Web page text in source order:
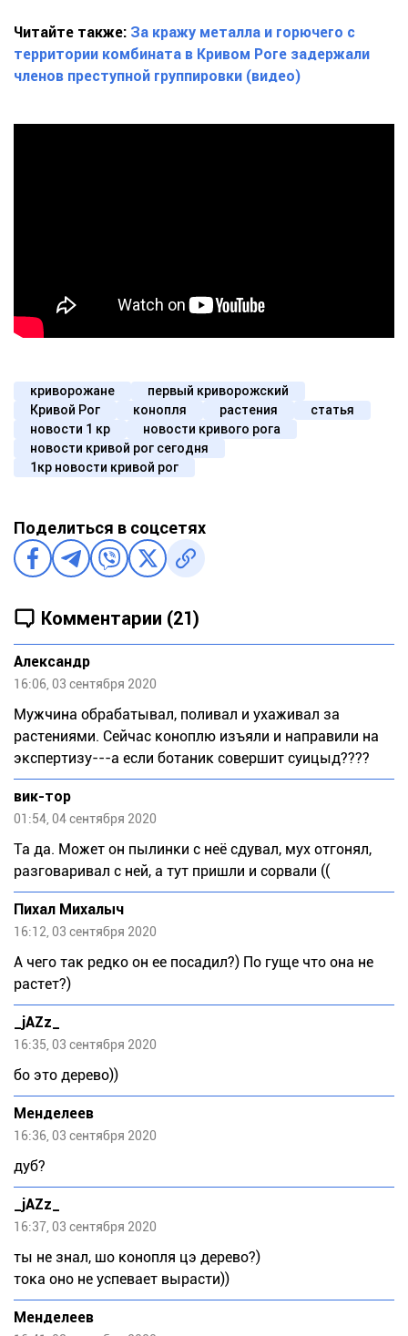
Читайте также: За кражу металла и горючего с
территории комбината в Кривом Роге задержали
членов преступной группировки (видео)
криворожане
первый криворожский
Кривой Рог
конопля растения
статья
новости 1 кр
новости кривого рога
новости кривой рог сегодня
1кр новости кривой рог
Поделиться в соцсетях
Комментарии (21)
Александр
16:06, 03 сентября 2020
Мужчина обрабатывал, поливал и ухаживал за
растениями. Сейчас коноплю изъяли и направили на
экспертизу---а если ботаник совершит суицыд????
вик-тор
01:54, 04 сентября 2020
Та да. Может он пылинки с неё сдувал, мух отгонял,
разговаривал с ней, а тут пришли и сорвали ((
Пихал Михалыч
16:12, 03 сентября 2020
А чего так редко он ее посадил?) По гуще что она не
растет?)
_jAZz_
16:35, 03 сентября 2020
бо это дерево))
Meндeлeeв
16:36, 03 сентября 2020
дуб?
_jAZz_
16:37, 03 сентября 2020
ты не знал, шо конопля цэ дерево?)
тока оно не успевает вырасти))
Meндeлeeв